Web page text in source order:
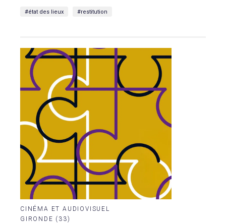
#état des lieux #restitution
CINÉMA ET AUDIOVISUEL
GIRONDE (33)